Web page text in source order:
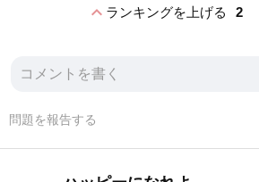
expand_lessランキングを上げる 2
問題を報告する